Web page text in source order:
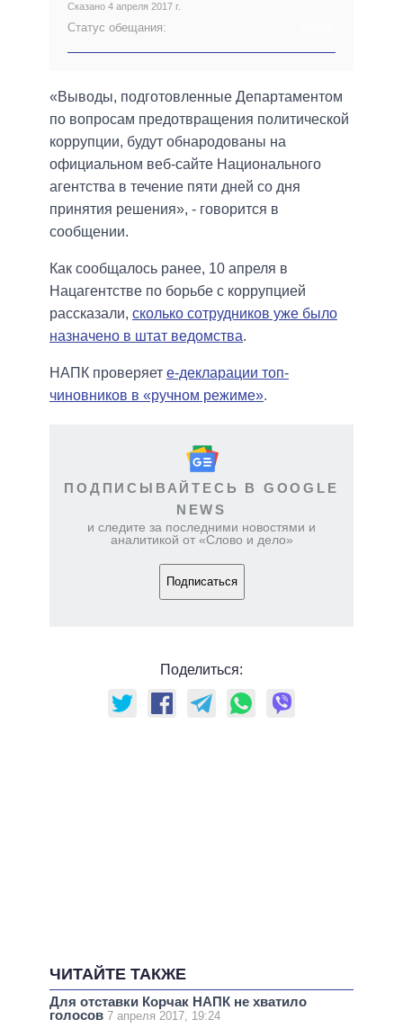
Сказано 4 апреля 2017 г.
Статус обещания:
«Выводы, подготовленные Департаментом
по вопросам предотвращения политической
коррупции, будут обнародованы на
официальном веб-сайте Национального
агентства в течение пяти дней со дня
принятия решения», - говорится в
сообщении.
Как сообщалось ранее, 10 апреля в
Нацагентстве по борьбе с коррупцией
рассказали, сколько сотрудников уже было
назначено в штат ведомства.
НАПК проверяет е-декларации топ-
чиновников в «ручном режиме».
ПОДПИСЫВАЙТЕСЬ В GOOGLE
NEWS
и следите за последними новостями и
аналитикой от «Слово и дело»
Подписаться
Поделиться:
ЧИТАЙТЕ ТАКЖЕ
Для отставки Корчак НАПК не хватило
голосов 7 апреля 2017, 19:24